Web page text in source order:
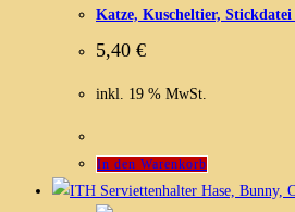
Katze, Kuscheltier, Stickdatei
5,40 €
inkl. 19 % MwSt.
In den Warenkorb